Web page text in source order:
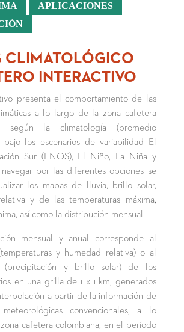
APLICACIONES
CLIMATOLÓGICO
INTERACTIVO
presenta el comportamiento de las
a lo largo de la zona cafetera
según la climatología (promedio
bajo los escenarios de variabilidad El
Sur (ENOS), El Niño, La Niña y
por las diferentes opciones se
los mapas de lluvia, brillo solar,
y de las temperaturas máxima,
así como la distribución mensual.
mensual y anual corresponde al
y humedad relativa) o al
(precipitación y brillo solar) de los
en una grilla de 1 x 1 km, generados
a partir de la información de
meteorológicas convencionales, a lo
cafetera colombiana, en el período